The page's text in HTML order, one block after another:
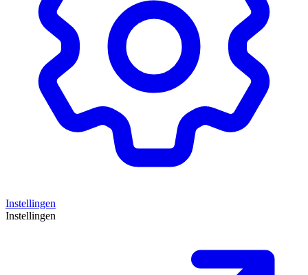
Instellingen
Instellingen